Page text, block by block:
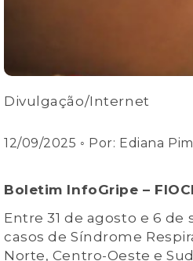
Divulgação/Internet
12/09/2025 ◦ Por: Ediana
Boletim InfoGripe –
Entre 31 de agosto e 6
casos de Síndrome
Norte, Centro-Oeste e